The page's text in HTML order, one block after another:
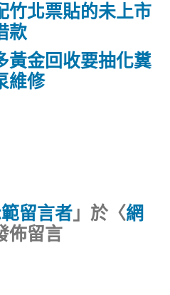
竹北票貼的未上市
款
黃金回收要抽化糞
維修
留言者 」於〈網
佈留言